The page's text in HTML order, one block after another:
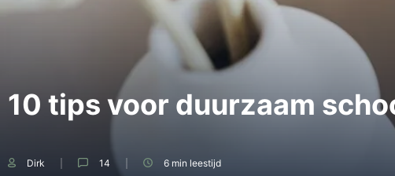
10 tips voor duurzaam
Dirk 14 6 min leestijd